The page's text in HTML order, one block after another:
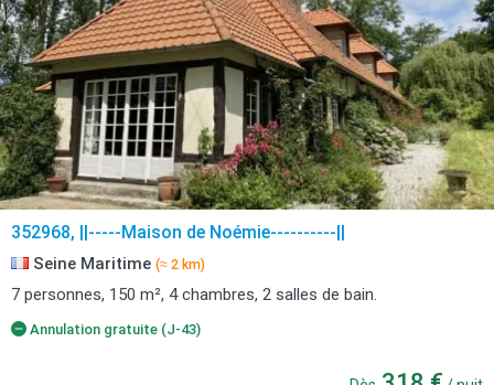
352968, ||-----Maison de Noémie----------||
Seine Maritime (≈ 2 km)
7 personnes, 150 m², 4 chambres, 2 salles de bain.
Annulation gratuite (J-43)